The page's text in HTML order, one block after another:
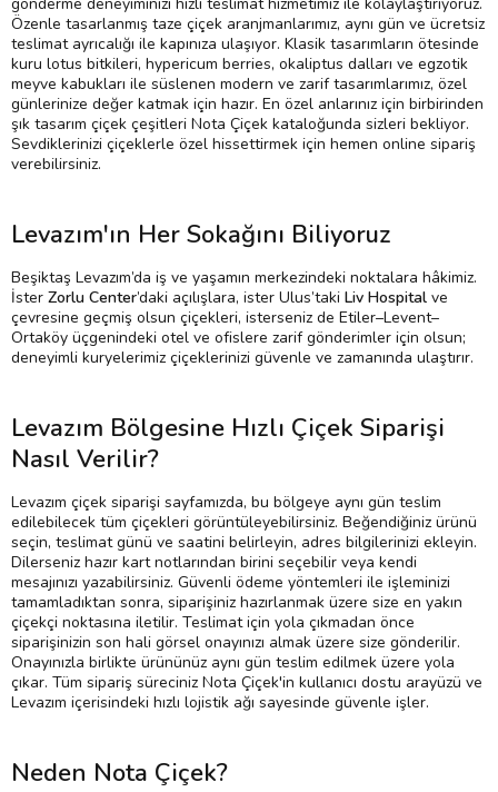
Özenle tasarlanmış taze çiçek aranjmanlarımız, aynı gün ve ücretsiz
teslimat ayrıcalığı ile kapınıza ulaşıyor. Klasik tasarımların ötesinde
kuru lotus bitkileri, hypericum berries, okaliptus dalları ve egzotik
meyve kabukları ile süslenen modern ve zarif tasarımlarımız, özel
günlerinize değer katmak için hazır. En özel anlarınız için birbirinden
şık tasarım çiçek çeşitleri Nota Çiçek kataloğunda sizleri bekliyor.
Sevdiklerinizi çiçeklerle özel hissettirmek için hemen online sipariş
verebilirsiniz.
Levazım'ın Her Sokağını Biliyoruz
Beşiktaş Levazım’da iş ve yaşamın merkezindeki noktalara hâkimiz.
İster Zorlu Center’daki açılışlara, ister Ulus’taki Liv Hospital ve
çevresine geçmiş olsun çiçekleri, isterseniz de Etiler–Levent–
Ortaköy üçgenindeki otel ve ofislere zarif gönderimler için olsun;
deneyimli kuryelerimiz çiçeklerinizi güvenle ve zamanında ulaştırır.
Levazım Bölgesine Hızlı Çiçek Siparişi
Nasıl Verilir?
Levazım çiçek siparişi sayfamızda, bu bölgeye aynı gün teslim
edilebilecek tüm çiçekleri görüntüleyebilirsiniz. Beğendiğiniz ürünü
seçin, teslimat günü ve saatini belirleyin, adres bilgilerinizi ekleyin.
Dilerseniz hazır kart notlarından birini seçebilir veya kendi
mesajınızı yazabilirsiniz. Güvenli ödeme yöntemleri ile işleminizi
tamamladıktan sonra, siparişiniz hazırlanmak üzere size en yakın
çiçekçi noktasına iletilir. Teslimat için yola çıkmadan önce
siparişinizin son hali görsel onayınızı almak üzere size gönderilir.
Onayınızla birlikte ürününüz aynı gün teslim edilmek üzere yola
çıkar. Tüm sipariş süreciniz Nota Çiçek'in kullanıcı dostu arayüzü ve
Levazım içerisindeki hızlı lojistik ağı sayesinde güvenle işler.
Neden Nota Çiçek?